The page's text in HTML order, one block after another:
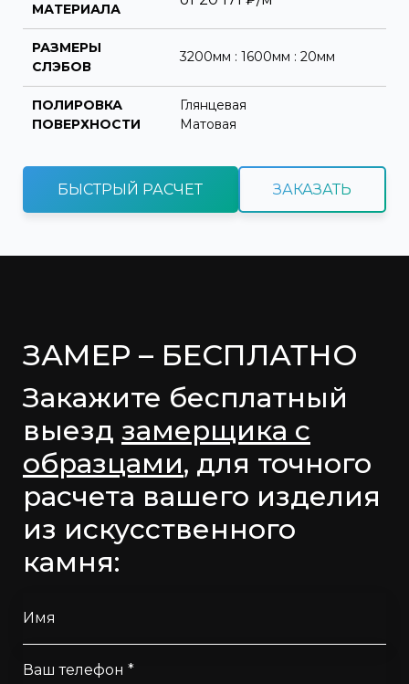
МАТЕРИАЛА
РАЗМЕРЫ
СЛЭБОВ
3200мм : 1600мм : 20мм
ПОЛИРОВКА
ПОВЕРХНОСТИ
Глянцевая
Матовая
БЫСТРЫЙ РАСЧЕТ ЗАКАЗАТЬ
ЗАМЕР – БЕСПЛАТНО
Закажите бесплатный
выезд замерщика с
образцами, для точного
расчета вашего изделия
из искусственного
камня:
Имя
Ваш телефон *